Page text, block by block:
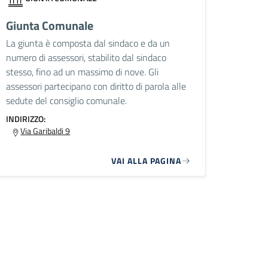
Giunta Comunale
La giunta è composta dal sindaco e da un
numero di assessori, stabilito dal sindaco
stesso, fino ad un massimo di nove. Gli
assessori partecipano con diritto di parola alle
sedute del consiglio comunale.
INDIRIZZO:
Via Garibaldi 9
VAI ALLA PAGINA